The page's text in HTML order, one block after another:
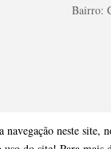
neste
Bairro: